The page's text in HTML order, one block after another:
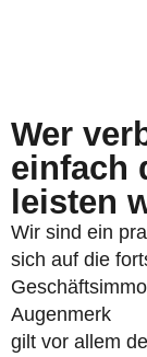
Wer
einfach
leisten
Wir sind ein
sich auf die
Augenmerk
gilt vor allem